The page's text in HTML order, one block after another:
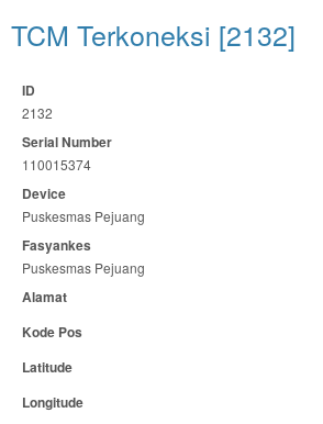
TCM Terkoneksi [2132]
ID
2132
Serial Number
110015374
Device
Puskesmas Pejuang
Fasyankes
Puskesmas Pejuang
Alamat
Kode Pos
Latitude
Longitude